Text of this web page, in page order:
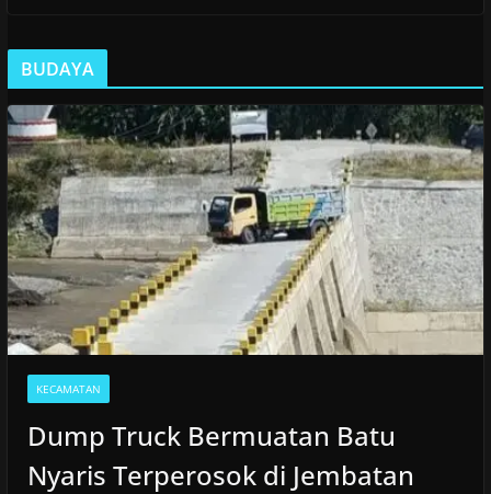
BUDAYA
KECAMATAN
Dump Truck Bermuatan Batu
Nyaris Terperosok di Jembatan